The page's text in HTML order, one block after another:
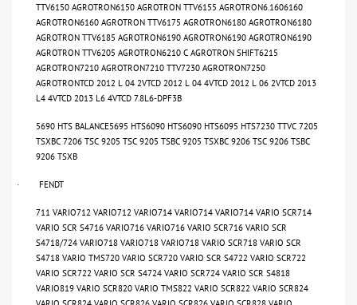
TTV6150 AGROTRON6150 AGROTRON TTV6155 AGROTRON6.1606160
AGROTRON6160 AGROTRON TTV6175 AGROTRON6180 AGROTRON6180
AGROTRON TTV6185 AGROTRON6190 AGROTRON6190 AGROTRON6190
AGROTRON TTV6205 AGROTRON6210 C AGROTRON SHIFT6215
AGROTRON7210 AGROTRON7210 TTV7230 AGROTRON7250
AGROTRONTCD 2012 L 04 2VTCD 2012 L 04 4VTCD 2012 L 06 2VTCD 2013
L4 4VTCD 2013 L6 4VTCD 7.8L6-DPF3B
5690 HTS BALANCE5695 HTS6090 HTS6090 HTS6095 HTS7230 TTVC 7205
TSXBC 7206 TSC 9205 TSC 9205 TSBC 9205 TSXBC 9206 TSC 9206 TSBC
9206 TSXB
· FENDT
711 VARIO712 VARIO712 VARIO714 VARIO714 VARIO714 VARIO SCR714
VARIO SCR S4716 VARIO716 VARIO716 VARIO SCR716 VARIO SCR
S4718/724 VARIO718 VARIO718 VARIO718 VARIO SCR718 VARIO SCR
S4718 VARIO TMS720 VARIO SCR720 VARIO SCR S4722 VARIO SCR722
VARIO SCR722 VARIO SCR S4724 VARIO SCR724 VARIO SCR S4818
VARIO819 VARIO SCR820 VARIO TMS822 VARIO SCR822 VARIO SCR824